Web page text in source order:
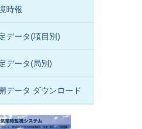
時報
データ(項目別)
データ(局別)
データ ダウンロード